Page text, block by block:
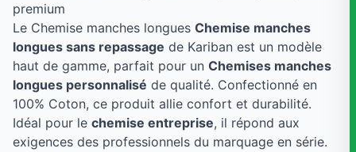
premium
Le Chemise manches longues Chemise manches
longues sans repassage de Kariban est un modèle
haut de gamme, parfait pour un Chemises manches
longues personnalisé de qualité. Confectionné en
100% Coton, ce produit allie confort et durabilité.
Idéal pour le chemise entreprise, il répond aux
exigences des professionnels du marquage en série.